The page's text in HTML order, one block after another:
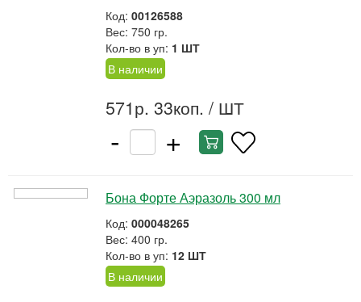
Код: 00126588
Вес: 750 гр.
Кол-во в уп: 1 ШТ
В наличии
571р. 33коп. / ШТ
- +
Бона Форте Аэразоль 300 мл
Код: 000048265
Вес: 400 гр.
Кол-во в уп: 12 ШТ
В наличии